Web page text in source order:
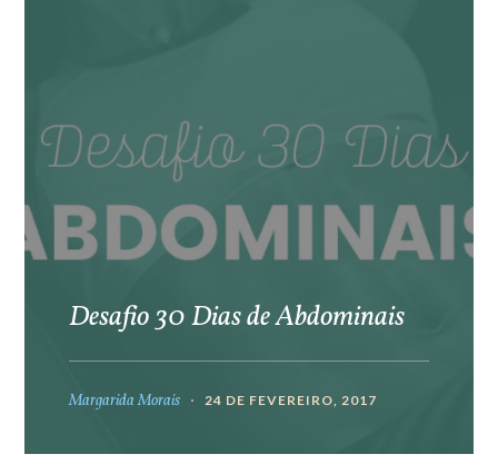
Desafio 30 Dias de Abdominais
Margarida Morais 24 DE FEVEREIRO, 2017